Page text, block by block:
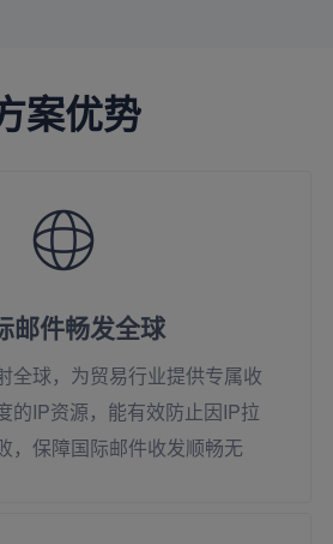
案优势
邮件畅发全球
全球，为贸易行业提供专属收
的IP资源，能有效防止因IP拉
，保障国际邮件收发顺畅无